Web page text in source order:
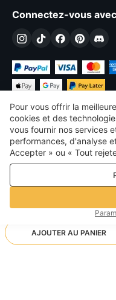
AJOUTER AU PANIER
Connectez-vous
€ EUR
©
Politique de
Pour vous offrir la
cookies et des
vous fournir nos services
performances, d'analyse
Accepter » ou « Tout
refuser tout. cookies à
de marketing. Pour plus
confidentialité et de